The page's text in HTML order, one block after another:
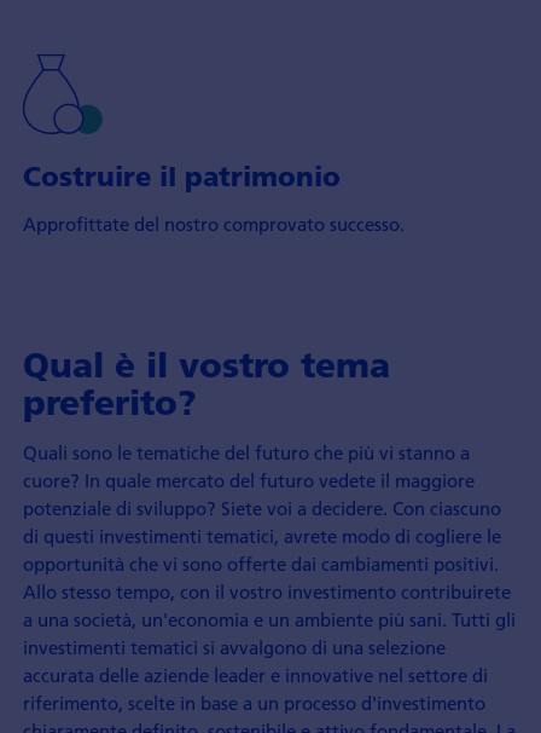
Costruire il patrimonio
Approfittate del nostro comprovato successo.
Qual è il vostro tema
preferito?
Quali sono le tematiche del futuro che più vi stanno a
cuore? In quale mercato del futuro vedete il maggiore
potenziale di sviluppo? Siete voi a decidere. Con ciascuno
di questi investimenti tematici, avrete modo di cogliere le
opportunità che vi sono offerte dai cambiamenti positivi.
Allo stesso tempo, con il vostro investimento contribuirete
a una società, un'economia e un ambiente più sani. Tutti gli
investimenti tematici si avvalgono di una selezione
accurata delle aziende leader e innovative nel settore di
riferimento, scelte in base a un processo d'investimento